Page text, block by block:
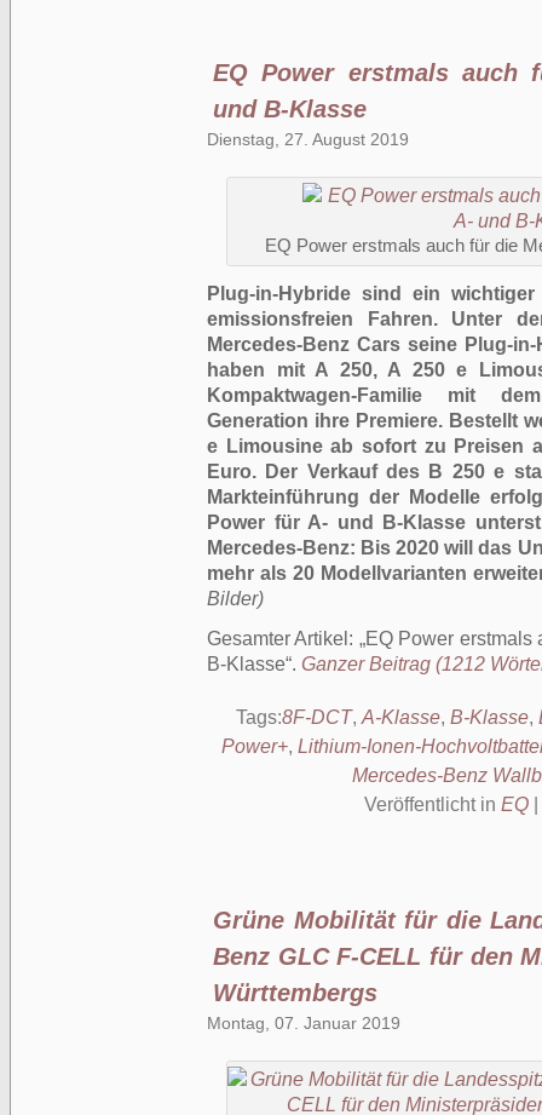
EQ Power erstmals auch
und B-Klasse
Dienstag, 27. August 2019
EQ Power erstmals auch für die
Plug-in-Hybride sind ein
emissionsfreien Fahren. Unter
Mercedes-Benz Cars seine Plug-
haben mit A 250, A 250 e
Kompaktwagen-Familie mit
Generation ihre Premiere. Bestellt
e Limousine ab sofort zu Preisen
Euro. Der Verkauf des B 250 e
Markteinführung der Modelle
Power für A- und B-Klasse
Mercedes-Benz: Bis 2020 will das
mehr als 20 Modellvarianten
Bilder)
Gesamter Artikel:
EQ Power erstmals
B-Klasse . Ganzer Beitrag (1212
Tags:8F-DCT, A-Klasse, B-Klasse,
Power+, Lithium-Ionen-
Mercedes-Benz
Veröffentlicht in EQ|
Grüne Mobilität für die
Benz GLC F-CELL für den
Württembergs
Montag, 07. Januar 2019